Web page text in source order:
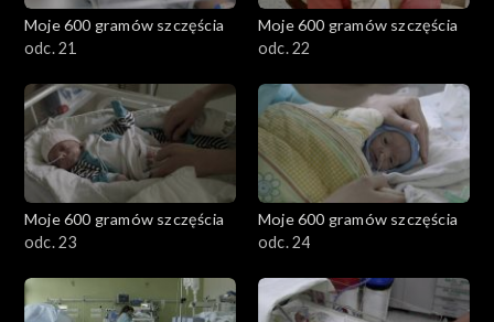
Moje 600 gramów szczęścia
odc. 21
Moje 600 gramów szczęścia
odc. 22
Moje 600 gramów szczęścia
odc. 23
Moje 600 gramów szczęścia
odc. 24